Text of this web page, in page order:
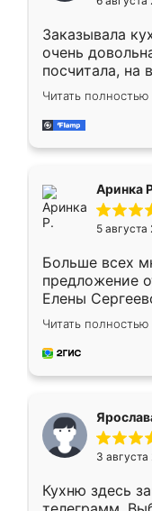
мебели буду
Заказывала
очень
посчитала, на
Замерщик
делу со всей
за день,
Читать полностью
Аринка
5 августа
Больше всех
предложение
Елены
короткие
для замера
предложил по
Читать полностью
3 августа
Кухню здесь